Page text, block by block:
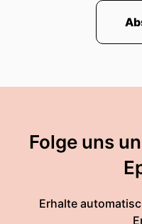
Folge uns
Erhalte